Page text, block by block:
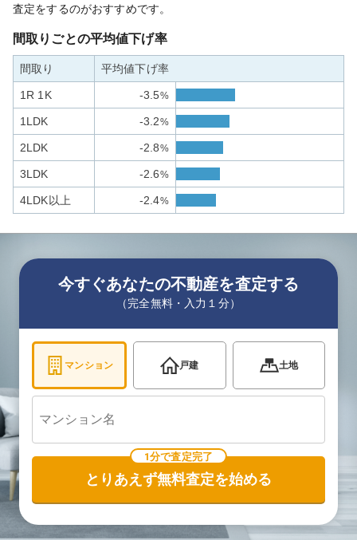
査定をするのがおすすめです。
間取りごとの平均値下げ率
間取り 平均値下げ率
1R 1K -3.5%
1LDK -3.2%
2LDK -2.8%
3LDK -2.6%
4LDK以上 -2.4%
今すぐあなたの不動産を査定する
（完全無料・入力１分）
マンション 戸建 土地
1分で査定完了
とりあえず無料査定を始める